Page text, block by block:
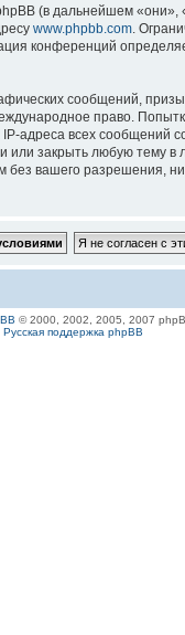
(в дальнейшем
www.phpbb.com.
конференций
сообщений,
право.
адреса всех сообщений
закрыть любую тему
вашего разрешения,
© 2000, 2002, 2005, 2007
Русская поддержка phpBB